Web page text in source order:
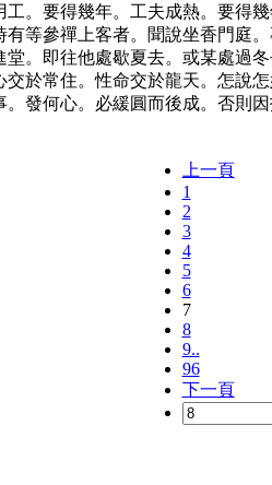
。要得幾年。工夫成熱。要得
等參禪上客者。聞說坐香門庭
。即往他處歇夏去。或某處過
於常住。性命交於龍天。怎說
發何心。必緩圓而後成。否
上一頁
1
2
3
4
5
6
7
8
9..
96
下一頁